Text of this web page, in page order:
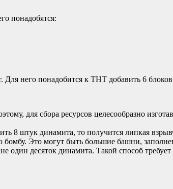
понадобятся:
него понадобится к ТНТ добавить 6
для сбора ресурсов целесообразно
8 штук динамита, то получится липкая
Это могут быть большие башни,
десяток динамита. Такой способ